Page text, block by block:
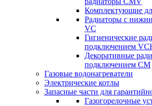
Комплектующие
Радиаторы c
VC
Гигиенические
подключением
Декоративные
подключением CM
Газовые водонагреватели
Электрические котлы
Запасные части для
Газогорелочные